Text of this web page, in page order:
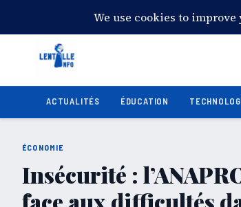
Vendredi 7 août 2026 16:02:20
ACTUALITÉS ÉDUCATION
ÉCONOMIE
Insécurité :